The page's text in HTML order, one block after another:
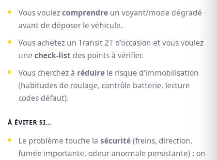
Vous voulezcomprendre un voyant/mode dégradé
avant de déposer le véhicule.
Vous achetez un Transit 2T d’occasion et vous voulez
une check-list des points à vérifier.
Vous cherchez à réduire le risque d’immobilisation
(habitudes de roulage, contrôle batterie, lecture
codes défaut).
À ÉVITER SI…
Le problème touche la sécurité(freins, direction,
fumée importante, odeur anormale persistante) : on